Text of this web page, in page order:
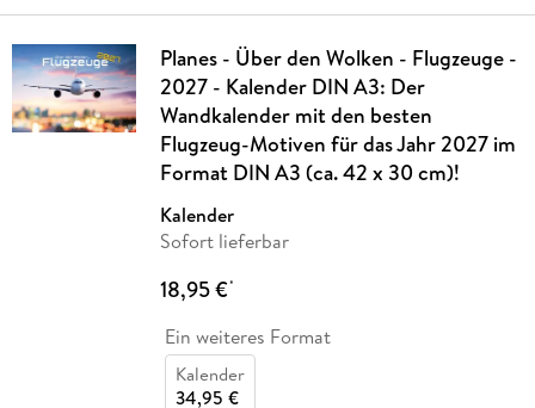
Planes - Über den Wolken - Flugzeuge -
2027 - Kalender DIN A3: Der
Wandkalender mit den besten
Flugzeug-Motiven für das Jahr 2027 im
Format DIN A3 (ca. 42 x 30 cm)!
Kalender
Sofort lieferbar
18,95 €*
Ein weiteres Format
Kalender
34,95 €